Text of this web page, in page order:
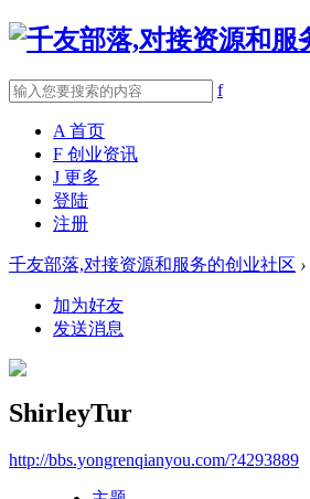
f
A 首页
F 创业资讯
J 更多
登陆
注册
千友部落,对接资源和服务的创业社区 ›
加为好友
发送消息
ShirleyTur
http://bbs.yongrenqianyou.com/?4293889